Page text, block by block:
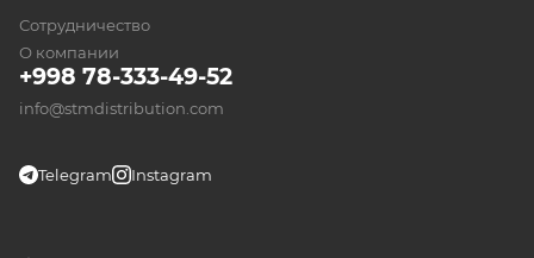
+998 78-333-49-52
info@stmdistribution.com
Telegram Instagram
Сотрудничество
О компании